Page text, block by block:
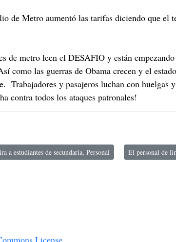
de Metro aumentó las tarifas diciendo que
de metro leen el DESAFIO y están
como las guerras de Obama crecen y el
Trabajadores y pasajeros luchan con
contra todos los ataques patronales!
inspira a estudiantes de secundaria, Personal
a estudiantes de secundaria, Personal Artículo
El personal de
License.